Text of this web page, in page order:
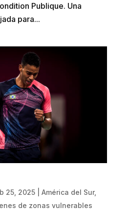
Publique. Una
para...
25, 2025| América del Sur,
de zonas vulnerables